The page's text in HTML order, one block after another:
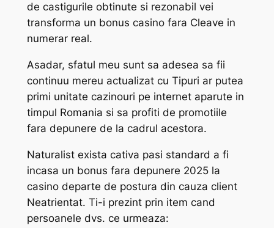
de castigurile obtinute si rezonabil vei
transforma un bonus casino fara Cleave in
numerar real.
Asadar, sfatul meu sunt sa adesea sa fii
continuu mereu actualizat cu Tipuri ar putea
primi unitate cazinouri pe internet aparute in
timpul Romania si sa profiti de promotiile
fara depunere de la cadrul acestora.
Naturalist exista cativa pasi standard a fi
incasa un bonus fara depunere 2025 la
casino departe de postura din cauza client
Neatrientat. Ti-i prezint prin item cand
persoanele dvs. ce urmeaza: